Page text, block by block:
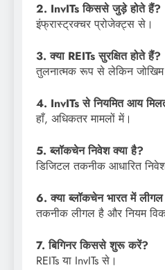
2. InvITs किससे जुड़े होते हैं?
इंफ्रास्ट्रक्चर प्रोजेक्ट्स से।
3. क्या REITs सुरक्षित होते हैं?
तुलनात्मक रूप से लेकिन जोखिम
4. InvITs से नियमित आय
हाँ, अधिकतर मामलों में।
5. ब्लॉकचेन निवेश क्या है?
डिजिटल तकनीक आधारित
6. क्या ब्लॉकचेन भारत में
तकनीक लीगल है और नियम
7. बिगिनर किससे शुरू करें?
REITs या InvITs से।